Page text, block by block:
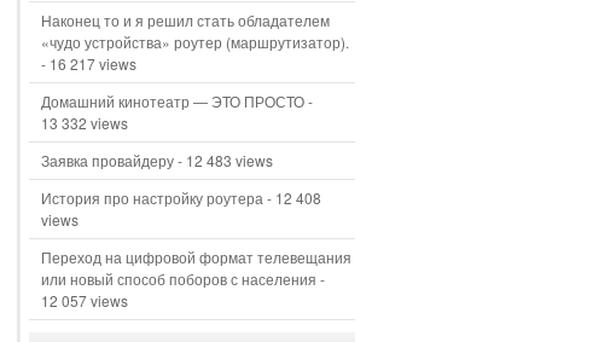
Наконец то и я решил стать обладателем
«чудо устройства» роутер (маршрутизатор).
- 16 217 views
Домашний кинотеатр — ЭТО ПРОСТО-
13 332 views
Заявка провайдеру- 12 483 views
История про настройку роутера - 12 408
views
Переход на цифровой формат телевещания
или новый способ поборов с населения -
12 057 views